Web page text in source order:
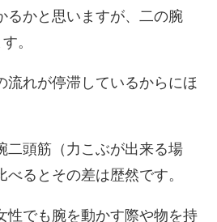
るかと思いますが、二の腕
。
流れが停滞しているからにほ
二頭筋（力こぶが出来る場
べるとその差は歴然です。
性でも腕を動かす際や物を持